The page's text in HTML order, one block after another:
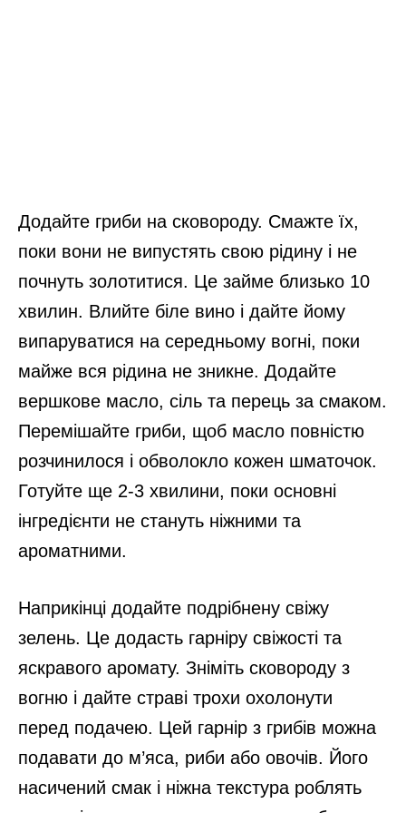
Додайте гриби на сковороду. Смажте їх,
поки вони не випустять свою рідину і не
почнуть золотитися. Це займе близько 10
хвилин. Влийте біле вино і дайте йому
випаруватися на середньому вогні, поки
майже вся рідина не зникне. Додайте
вершкове масло, сіль та перець за смаком.
Перемішайте гриби, щоб масло повністю
розчинилося і обволокло кожен шматочок.
Готуйте ще 2-3 хвилини, поки основні
інгредієнти не стануть ніжними та
ароматними.
Наприкінці додайте подрібнену свіжу
зелень. Це додасть гарніру свіжості та
яскравого аромату. Зніміть сковороду з
вогню і дайте страві трохи охолонути
перед подачею. Цей гарнір з грибів можна
подавати до м’яса, риби або овочів. Його
насичений смак і ніжна текстура роблять